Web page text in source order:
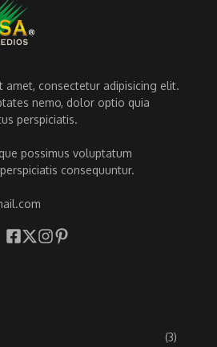
amet, consectetur adipisicing elit.
nemo, dolor optio quia
perspiciatis.
possimus voluptatum
consequuntur.
(3)